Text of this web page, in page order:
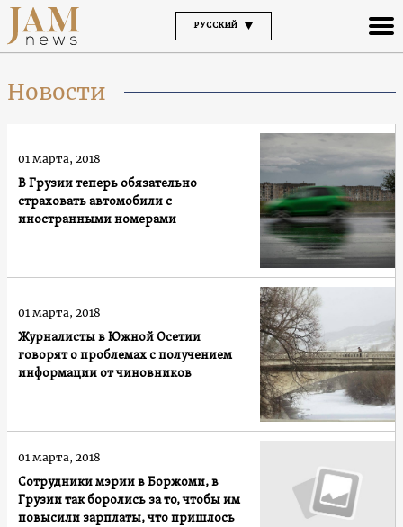
РУССКИЙ
Новости
В Грузии теперь обязательно
страховать автомобили с
иностранными номерами
01 марта, 2018
Журналисты в Южной Осетии
говорят о проблемах с получением
информации от чиновников
01 марта, 2018
Сотрудники мэрии в Боржоми, в
Грузии так боролись за то, чтобы им
повысили зарплаты, что пришлось
01 марта, 2018